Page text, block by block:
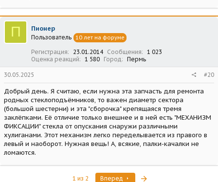
П Пионер
Пользователь 10 лет на форуме
Регистрация 23.01.2014 Сообщения
1 023
Оценка реакций
1 580 Город Пермь
30.05.2025 #20
Добрый день. Я считаю, если нужна эта запчасть для ремонта
родных стеклоподъёмников, то важен диаметр сектора
(большой шестерни) и эта "сборочка" крепящаяся тремя
заклёпками. Её отличие только внешнее и в ней есть "МЕХАНИЗМ
ФИКСАЦИИ" стекла от опускания снаружи различными
хулиганами. Этот механизм легко переделывается из правого в
левый и наоборот. Нужная вещь! А, всякие, палки-качалки не
ломаются.
1 из 2 Вперед